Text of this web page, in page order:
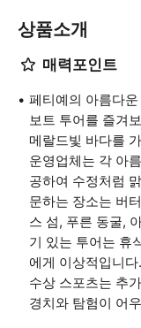
상품소개
매력포인트
페티예의 아름다
보트 투어를 즐겨
메랄드빛 바다를
운영업체는 각 아
공하여 수정처럼
문하는 장소는 버
스 섬, 푸른 동굴,
기 있는 투어는 휴
에게 이상적입니
수상 스포츠는 추
경치와 탐험이 어